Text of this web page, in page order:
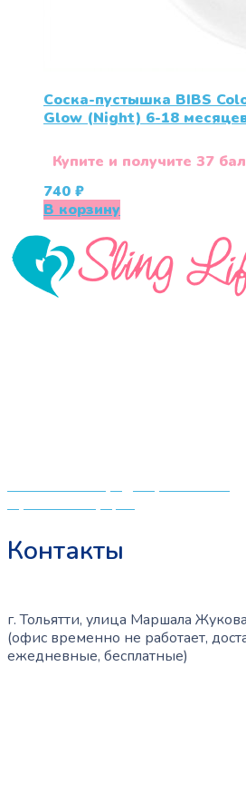
Соска-пустышка BIBS
Glow (Night) 6-18
Купите и получите 37
740 ₽
В корзину
Политика конфиденциальности
Публичная оферта
Контакты
г. Тольятти, улица Маршала
(офис временно не работает,
ежедневные, бесплатные)